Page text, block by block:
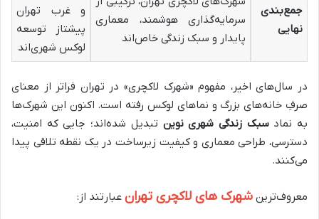
جمع‌بندی
نهایی
سرمایه‌گذاری هوشمند، معماری
پایدار و سبک زندگی خاص‌اند
و غرب تهران
پیشتاز توسعه
لوکس شهری‌اند
در سال‌های اخیر، مفهوم «شهرک لاکچری» در تهران فراتر از معنای
صرفِ خانه‌های بزرگ و نماهای لوکس رفته است. اکنون این شهرک‌ها
به نمادسبک زندگی شهری نوین تبدیل شده‌اند؛ جایی که امنیت،
دسترسی، طراحی معماری و کیفیت زیرساخت در یک نقطه تلاقی پیدا
می‌کنند.
معروف‌ترین شهرک های لاکچری تهران عبارتند از: